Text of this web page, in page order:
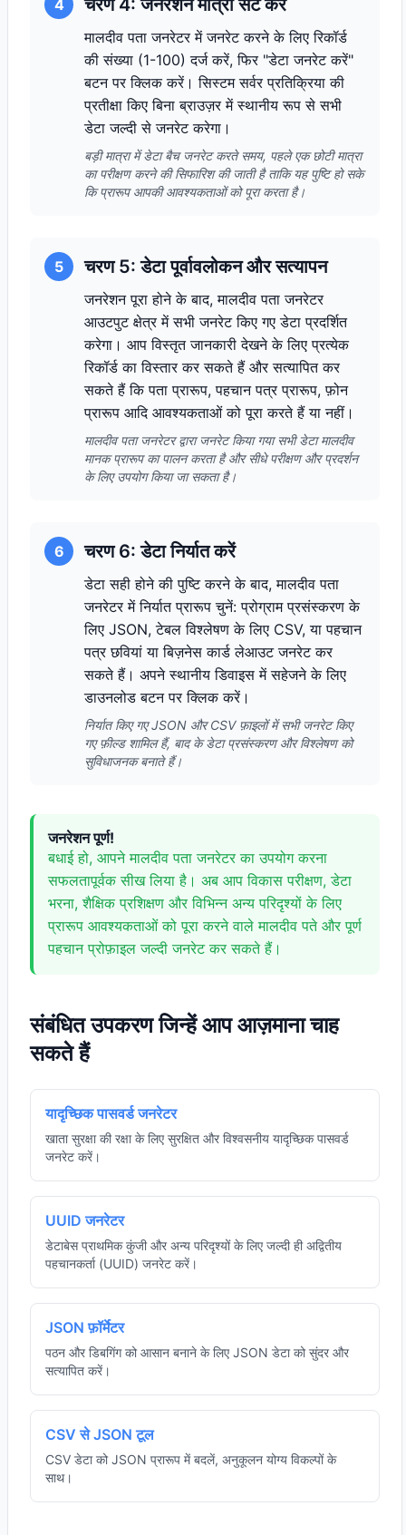
4 चरण 4: जनरेशन मात्रा सेट करें
मालदीव पता जनरेटर में जनरेट करने के लिए रिकॉर्ड
की संख्या (1-100) दर्ज करें, फिर "डेटा जनरेट करें"
बटन पर क्लिक करें। सिस्टम सर्वर प्रतिक्रिया की
प्रतीक्षा किए बिना ब्राउज़र में स्थानीय रूप से सभी
डेटा जल्दी से जनरेट करेगा।
बड़ी मात्रा में डेटा बैच जनरेट करते समय, पहले एक छोटी मात्रा
का परीक्षण करने की सिफारिश की जाती है ताकि यह पुष्टि हो सके
कि प्रारूप आपकी आवश्यकताओं को पूरा करता है।
5 चरण 5: डेटा पूर्वावलोकन और सत्यापन
जनरेशन पूरा होने के बाद, मालदीव पता जनरेटर
आउटपुट क्षेत्र में सभी जनरेट किए गए डेटा प्रदर्शित
करेगा। आप विस्तृत जानकारी देखने के लिए प्रत्येक
रिकॉर्ड का विस्तार कर सकते हैं और सत्यापित कर
सकते हैं कि पता प्रारूप, पहचान पत्र प्रारूप, फ़ोन
प्रारूप आदि आवश्यकताओं को पूरा करते हैं या नहीं।
मालदीव पता जनरेटर द्वारा जनरेट किया गया सभी डेटा मालदीव
मानक प्रारूप का पालन करता है और सीधे परीक्षण और प्रदर्शन
के लिए उपयोग किया जा सकता है।
6 चरण 6: डेटा निर्यात करें
डेटा सही होने की पुष्टि करने के बाद, मालदीव पता
जनरेटर में निर्यात प्रारूप चुनें: प्रोग्राम प्रसंस्करण के
लिए JSON, टेबल विश्लेषण के लिए CSV, या पहचान
पत्र छवियां या बिज़नेस कार्ड लेआउट जनरेट कर
सकते हैं। अपने स्थानीय डिवाइस में सहेजने के लिए
डाउनलोड बटन पर क्लिक करें।
निर्यात किए गए JSON और CSV फ़ाइलों में सभी जनरेट किए
गए फ़ील्ड शामिल हैं, बाद के डेटा प्रसंस्करण और विश्लेषण को
सुविधाजनक बनाते हैं।
जनरेशन पूर्ण!
बधाई हो, आपने मालदीव पता जनरेटर का उपयोग करना
सफलतापूर्वक सीख लिया है। अब आप विकास परीक्षण, डेटा
भरना, शैक्षिक प्रशिक्षण और विभिन्न अन्य परिदृश्यों के लिए
प्रारूप आवश्यकताओं को पूरा करने वाले मालदीव पते और पूर्ण
पहचान प्रोफ़ाइल जल्दी जनरेट कर सकते हैं।
संबंधित उपकरण जिन्हें आप आज़माना चाह
सकते हैं
यादृच्छिक पासवर्ड जनरेटर
खाता सुरक्षा की रक्षा के लिए सुरक्षित और विश्वसनीय यादृच्छिक पासवर्ड
जनरेट करें।
UUID जनरेटर
डेटाबेस प्राथमिक कुंजी और अन्य परिदृश्यों के लिए जल्दी ही अद्वितीय
पहचानकर्ता (UUID) जनरेट करें।
JSON फ़ॉर्मेटर
पठन और डिबगिंग को आसान बनाने के लिए JSON डेटा को सुंदर और
सत्यापित करें।
CSV से JSON टूल
CSV डेटा को JSON प्रारूप में बदलें, अनुकूलन योग्य विकल्पों के
साथ।